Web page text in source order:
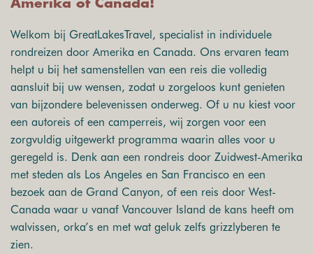
Amerika of Canada!
Welkom bij GreatLakesTravel, specialist in individuele
rondreizen door Amerika en Canada. Ons ervaren team
helpt u bij het samenstellen van een reis die volledig
aansluit bij uw wensen, zodat u zorgeloos kunt genieten
van bijzondere belevenissen onderweg. Of u nu kiest voor
een autoreis of een camperreis, wij zorgen voor een
zorgvuldig uitgewerkt programma waarin alles voor u
geregeld is. Denk aan een rondreis door Zuidwest-Amerika
met steden als Los Angeles en San Francisco en een
bezoek aan de Grand Canyon, of een reis door West-
Canada waar u vanaf Vancouver Island de kans heeft om
walvissen, orka’s en met wat geluk zelfs grizzlyberen te
zien.